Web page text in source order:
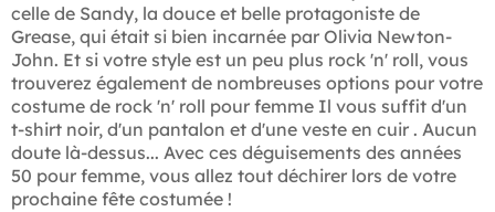
celle de Sandy, la douce et belle protagoniste de
Grease, qui était si bien incarnée par Olivia Newton-
John. Et si votre style est un peu plus rock 'n' roll, vous
trouverez également de nombreuses options pour votre
costume de rock 'n' roll pour femme Il vous suffit d'un
t-shirt noir, d'un pantalon et d'une veste en cuir . Aucun
doute là-dessus... Avec ces déguisements des années
50 pour femme, vous allez tout déchirer lors de votre
prochaine fête costumée !